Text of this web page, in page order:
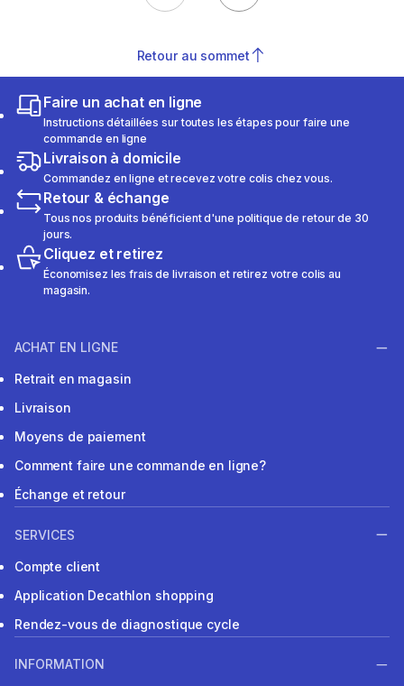
Retour au sommet
Faire un achat en ligne
Instructions détaillées sur toutes les étapes pour faire une
commande en ligne
Livraison à domicile
Commandez en ligne et recevez votre colis chez vous.
Retour & échange
Tous nos produits bénéficient d'une politique de retour de 30
jours.
Cliquez et retirez
Économisez les frais de livraison et retirez votre colis au
magasin.
ACHAT EN LIGNE
Retrait en magasin
Livraison
Moyens de paiement
Comment faire une commande en ligne?
Échange et retour
SERVICES
Compte client
Application Decathlon shopping
Rendez-vous de diagnostique cycle
INFORMATION